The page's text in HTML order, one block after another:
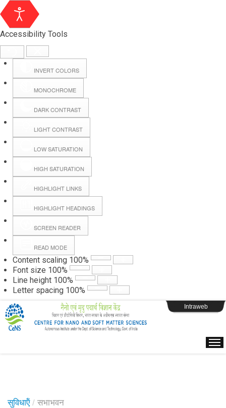
Accessibility Tools
INVERT COLORS
MONOCHROME
DARK CONTRAST
LIGHT CONTRAST
LOW SATURATION
HIGH SATURATION
HIGHLIGHT LINKS
HIGHLIGHT HEADINGS
SCREEN READER
READ MODE
Content scaling 100%
Font size 100%
Line height 100%
Letter spacing 100%
Hall Booking
Forms
Webpage Login
Intraweb
सुविधाऍं / सभाभवन